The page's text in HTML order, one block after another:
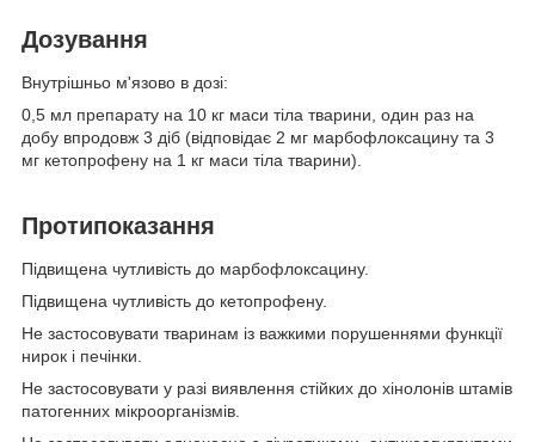
Дозування
Внутрішньо м'язово в дозі:
0,5 мл препарату на 10 кг маси тіла тварини, один раз на
добу впродовж 3 діб (відповідає 2 мг марбофлоксацину та 3
мг кетопрофену на 1 кг маси тіла тварини).
Протипоказання
Підвищена чутливість до марбофлоксацину.
Підвищена чутливість до кетопрофену.
Не застосовувати тваринам із важкими порушеннями функції
нирок і печінки.
Не застосовувати у разі виявлення стійких до хінолонів штамів
патогенних мікроорганізмів.